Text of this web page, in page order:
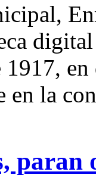
en
en la